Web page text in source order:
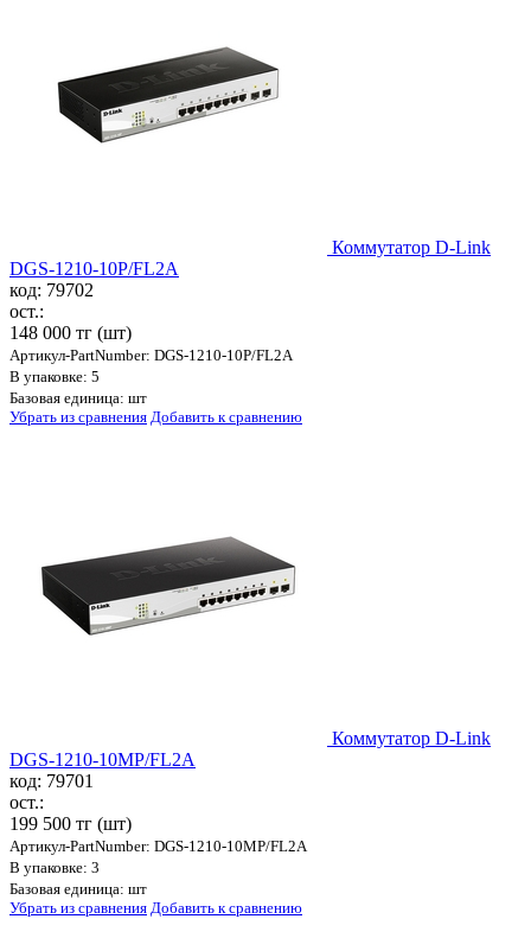
Коммутатор D-Link
DGS-1210-10P/FL2A
код: 79702
ост.:
148 000 тг (шт)
Артикул-PartNumber: DGS-1210-10P/FL2A
В упаковке: 5
Базовая единица: шт
Убрать из сравнения Добавить к сравнению
Коммутатор D-Link
DGS-1210-10MP/FL2A
код: 79701
ост.:
199 500 тг (шт)
Артикул-PartNumber: DGS-1210-10MP/FL2A
В упаковке: 3
Базовая единица: шт
Убрать из сравнения Добавить к сравнению